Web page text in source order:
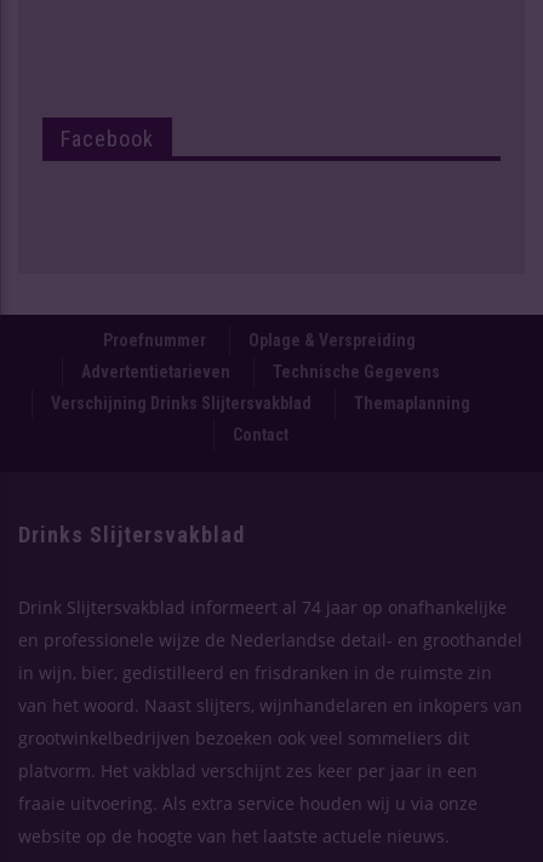
Facebook
Proefnummer
Oplage & Verspreiding
Advertentietarieven
Technische Gegevens
Verschijning Drinks Slijtersvakblad
Themaplanning
Contact
Drinks Slijtersvakblad
Drink Slijtersvakblad informeert al 74 jaar op onafhankelijke
en professionele wijze de Nederlandse detail- en groothandel
in wijn, bier, gedistilleerd en frisdranken in de ruimste zin
van het woord. Naast slijters, wijnhandelaren en inkopers van
grootwinkelbedrijven bezoeken ook veel sommeliers dit
platvorm. Het vakblad verschijnt zes keer per jaar in een
fraaie uitvoering. Als extra service houden wij u via onze
website op de hoogte van het laatste actuele nieuws.